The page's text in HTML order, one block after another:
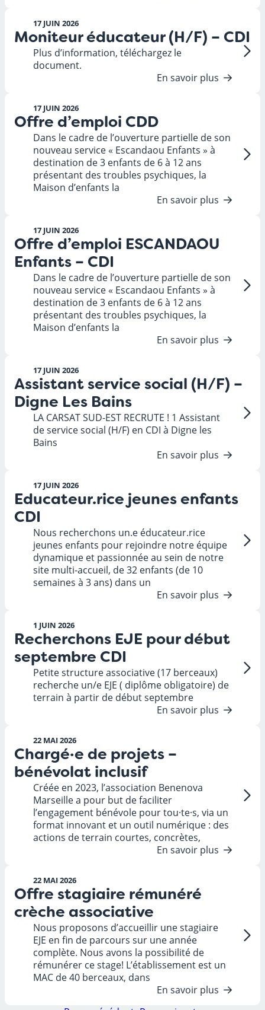
17 JUIN 2026
Moniteur éducateur (H/F) – CDI
Plus d’information, téléchargez le
document.
En savoir plus
17 JUIN 2026
Offre d’emploi CDD
Dans le cadre de l’ouverture partielle de son
nouveau service « Escandaou Enfants » à
destination de 3 enfants de 6 à 12 ans
présentant des troubles psychiques, la
Maison d’enfants la
En savoir plus
17 JUIN 2026
Offre d’emploi ESCANDAOU
Enfants – CDI
Dans le cadre de l’ouverture partielle de son
nouveau service « Escandaou Enfants » à
destination de 3 enfants de 6 à 12 ans
présentant des troubles psychiques, la
Maison d’enfants la
En savoir plus
17 JUIN 2026
Assistant service social (H/F) –
Digne Les Bains
LA CARSAT SUD-EST RECRUTE ! 1 Assistant
de service social (H/F) en CDI à Digne les
Bains
En savoir plus
17 JUIN 2026
Educateur.rice jeunes enfants
CDI
Nous recherchons un.e éducateur.rice
jeunes enfants pour rejoindre notre équipe
dynamique et passionnée au sein de notre
site multi-accueil, de 32 enfants (de 10
semaines à 3 ans) dans un
En savoir plus
1 JUIN 2026
Recherchons EJE pour début
septembre CDI
Petite structure associative (17 berceaux)
recherche un/e EJE ( diplôme obligatoire) de
terrain à partir de début septembre
En savoir plus
22 MAI 2026
Chargé·e de projets –
bénévolat inclusif
Créée en 2023, l’association Benenova
Marseille a pour but de faciliter
l’engagement bénévole pour tou·te·s, via un
format innovant et un outil numérique : des
actions de terrain courtes, concrètes,
En savoir plus
22 MAI 2026
Offre stagiaire rémunéré
crèche associative
Nous proposons d’accueillir une stagiaire
EJE en fin de parcours sur une année
complète. Nous avons la possibilité de
rémunérer ce stage! L’établissement est un
MAC de 40 berceaux, dans
En savoir plus